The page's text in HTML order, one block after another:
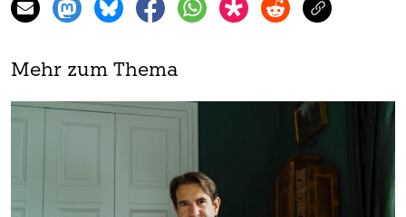
Mehr zum Thema